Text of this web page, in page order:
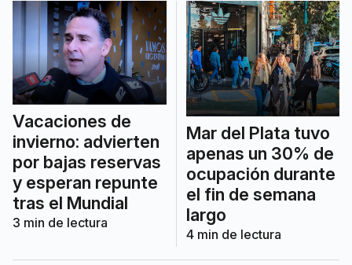
Vacaciones de
invierno: advierten
por bajas reservas
y esperan repunte
tras el Mundial
3 min de lectura
Mar del Plata tuvo
apenas un 30% de
ocupación durante
el fin de semana
largo
4min de lectura